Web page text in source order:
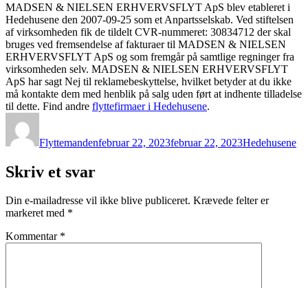
MADSEN & NIELSEN ERHVERVSFLYT ApS blev etableret i
Hedehusene den 2007-09-25 som et Anpartsselskab. Ved stiftelsen
af virksomheden fik de tildelt CVR-nummeret: 30834712 der skal
bruges ved fremsendelse af fakturaer til MADSEN & NIELSEN
ERHVERVSFLYT ApS og som fremgår på samtlige regninger fra
virksomheden selv. MADSEN & NIELSEN ERHVERVSFLYT
ApS har sagt Nej til reklamebeskyttelse, hvilket betyder at du ikke
må kontakte dem med henblik på salg uden ført at indhente tilladelse
til dette. Find andre flyttefirmaer i Hedehusene.
Flyttemandenfebruar 22, 2023februar 22, 2023Hedehusene
Skriv et svar
Din e-mailadresse vil ikke blive publiceret. Krævede felter er
markeret med *
Kommentar *